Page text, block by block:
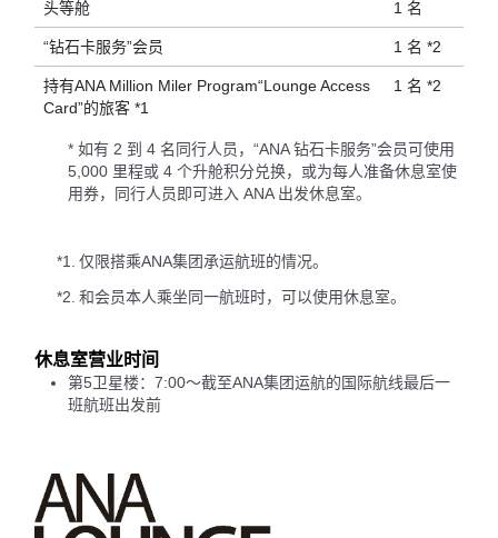
头等舱 1 名
“钻石卡服务”会员 1 名 *2
持有ANA Million Miler Program“Lounge Access
Card”的旅客 *1
1 名 *2
* 如有 2 到 4 名同行人员，“ANA 钻石卡服务”会员可使用
5,000 里程或 4 个升舱积分兑换，或为每人准备休息室使
用券，同行人员即可进入 ANA 出发休息室。
*1.
仅限搭乘ANA集团承运航班的情况。
*2. 和会员本人乘坐同一航班时，可以使用休息室。
休息室营业时间
第5卫星楼：7:00～截至ANA集团运航的国际航线最后一
班航班出发前